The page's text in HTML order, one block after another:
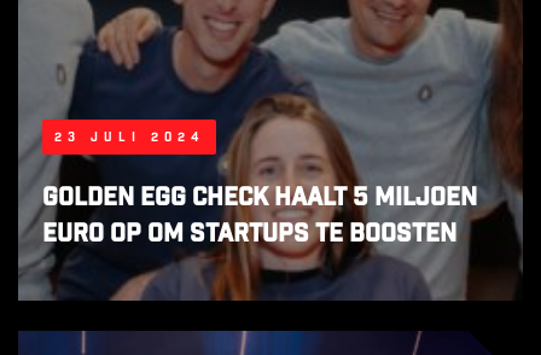
23 juli 2024
Golden Egg Check haalt 5 miljoen
euro op om startups te boosten